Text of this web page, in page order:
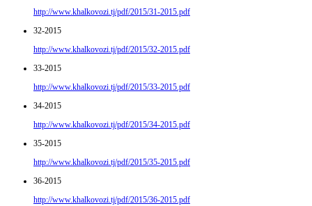
http://www.khalkovozi.tj/pdf/2015/31-2015.pdf
32-2015
http://www.khalkovozi.tj/pdf/2015/32-2015.pdf
33-2015
http://www.khalkovozi.tj/pdf/2015/33-2015.pdf
34-2015
http://www.khalkovozi.tj/pdf/2015/34-2015.pdf
35-2015
http://www.khalkovozi.tj/pdf/2015/35-2015.pdf
36-2015
http://www.khalkovozi.tj/pdf/2015/36-2015.pdf